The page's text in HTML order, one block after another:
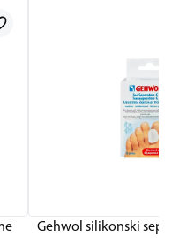
Gehwol silikonski